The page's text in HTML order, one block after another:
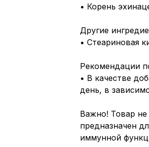
• Корень
Другие
• Стеариновая
Рекомендации
• В качестве
день, в
Важно! Товар не
предназначен
иммунной